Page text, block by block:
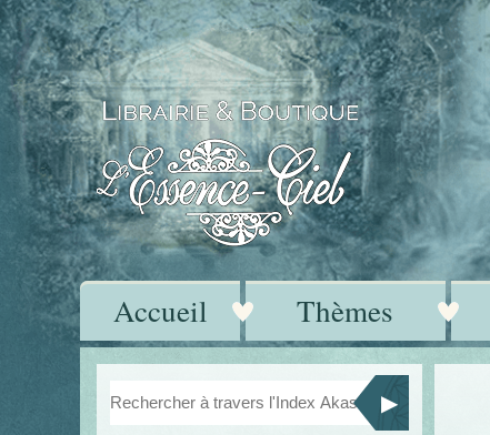
Accueil Thèmes